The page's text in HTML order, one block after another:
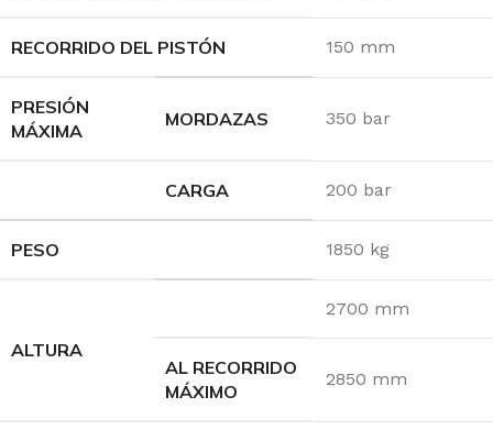
RECORRIDO DEL PISTÓN 150 mm
PRESIÓN
MÁXIMA
MORDAZAS 350 bar
CARGA 200 bar
PESO 1850 kg
ALTURA
2700 mm
AL RECORRIDO
MÁXIMO
2850 mm